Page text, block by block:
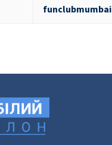
funclubmumbai